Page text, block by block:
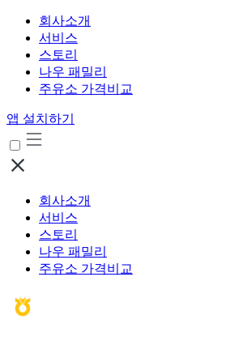
회사소개
서비스
스토리
나우 패밀리
주유소 가격비교
앱 설치하기
회사소개
서비스
스토리
나우 패밀리
주유소 가격비교